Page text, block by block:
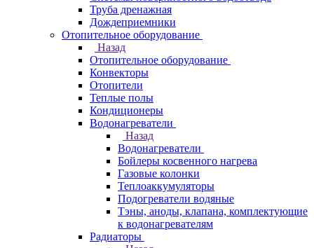
Труба дренажная
Дождеприемники
Отопительное оборудование
Назад
Отопительное оборудование
Конвекторы
Отопители
Теплые полы
Кондиционеры
Водонагреватели
Назад
Водонагреватели
Бойлеры косвенного нагрева
Газовые колонки
Теплоаккумуляторы
Подогреватели водяные
Тэны, аноды, клапана, комплектующие
к водонагревателям
Радиаторы